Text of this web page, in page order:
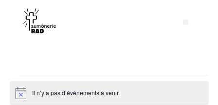
Notice Il n’y a pas d’évènements à venir.